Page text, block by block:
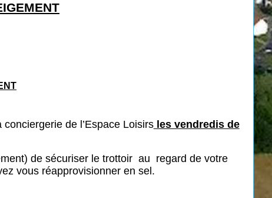
de l’Espace Loisirsles vendredis de
de sécuriser le trottoir au regard de votre
vous réapprovisionner en sel.